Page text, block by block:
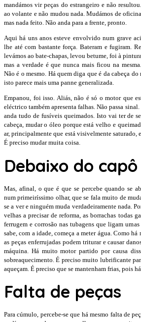
mandámos vir peças do estrangeiro e não
ao volante e não mudou nada. Mudámos de
mas nada feito. Não anda para a frente, pronto.
Aqui há uns anos esteve envolvido num grave
lhe até com bastante força. Bateram e fugiram.
levámos ao bate-chapas, levou betume, foi à
mas a verdade é que nunca mais ficou na
Não é o mesmo. Há quem diga que é da cabeça
isto parece mais uma panne generalizada.
Empanou, foi isso. Aliás, não é só o motor que
eléctrico também apresenta falhas. Não passa sinal.
anda tudo de fusíveis queimados. Isto vai ter de
cabeça, mudar o óleo porque está velho e
ar, principalmente que está visivelmente saturado,
É preciso mudar muita coisa.
Debaixo do capô
Mas, afinal, o que é que se percebe quando se
num primeiríssimo olhar, que se fala muito de
se a ver e ninguém muda verdadeiramente nada.
velhas a precisar de reforma, as borrachas todas
ferrugem e corrosão nas tubagens que ligam
sabe, com a idade, começa a meter água. Como
as peças enferrujadas podem triturar e causar
máquina. Há muito motor partido por causa
sobreaquecimento. É preciso muito lubrificante
aqueçam. É preciso que se mantenham frias, pois
Falta de peças
Para cúmulo, percebe-se que há mesmo falta de